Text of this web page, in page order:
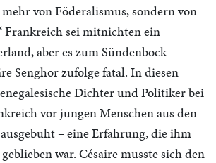
von Föderalismus, sondern von
Frankreich sei mitnichten ein
aber es zum Sündenbock
Senghor zufolge fatal. In diesen
Dichter und Politiker bei
vor jungen Menschen aus den
– eine Erfahrung, die ihm
war. Césaire musste sich den